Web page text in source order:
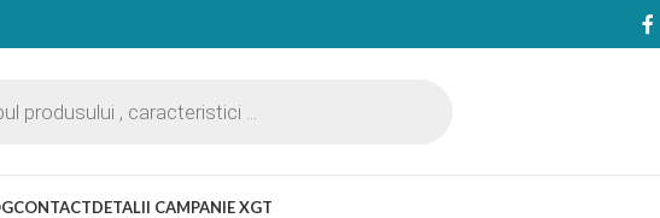
CONTACTDETALII CAMPANIE XGT